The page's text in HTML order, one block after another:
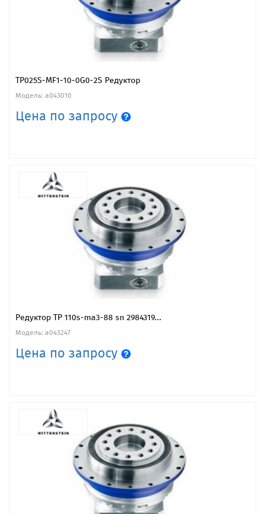
TP025S-MF1-10-0G0-2S Редуктор
Модель: a043010
Цена по запросу
Редуктор TP 110s-ma3-88 sn 2984319...
Модель: a043247
Цена по запросу